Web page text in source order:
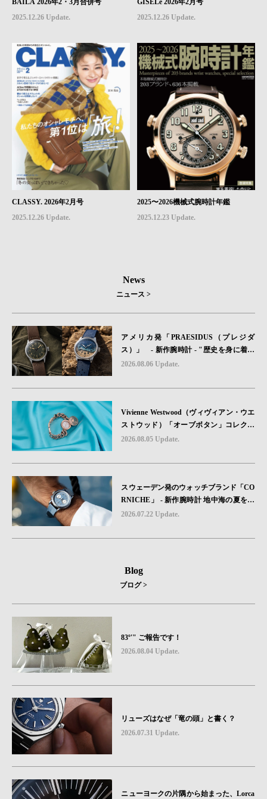
BAILA 2026年2・3月合併号
2025.12.26 Update.
GISELe 2026年2月号
2025.12.26 Update.
CLASSY. 2026年2月号
2025.12.26 Update.
2025〜2026機械式腕時計年鑑
2025.12.23 Update.
News
ニュース >
アメリカ発「PRAESIDUS（プレジダ
ス）」 - 新作腕時計 - "歴史を身に着け
る“ -戦場を駆け抜けたWillys MBのボンネ
砂を文字盤に閉じ込めた「A-11」コレク
2026.08.06 Update.
Vivienne Westwood（ヴィヴィアン・ウエ
ストウッド）「オーブボタン」コレクシ
ョンに、⽇本限定カラーのローズゴール
2026.08.05 Update.
スウェーデン発のウォッチブランド「CO
RNICHE」 - 新作腕時計 地中海の夏を映
す、爽やかなブルーダイヤル「Heritage C
2026.07.22 Update.
Blog
ブログ >
83º'" ご報告です！
2026.08.04 Update.
リューズはなぜ「竜の頭」と書く？
2026.07.31 Update.
ニューヨークの片隅から始まった、Lorca